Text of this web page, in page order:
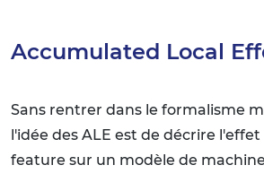
Accumulated Local
Sans rentrer dans le formalisme
l'idée des ALE est de décrire
feature sur un modèle de